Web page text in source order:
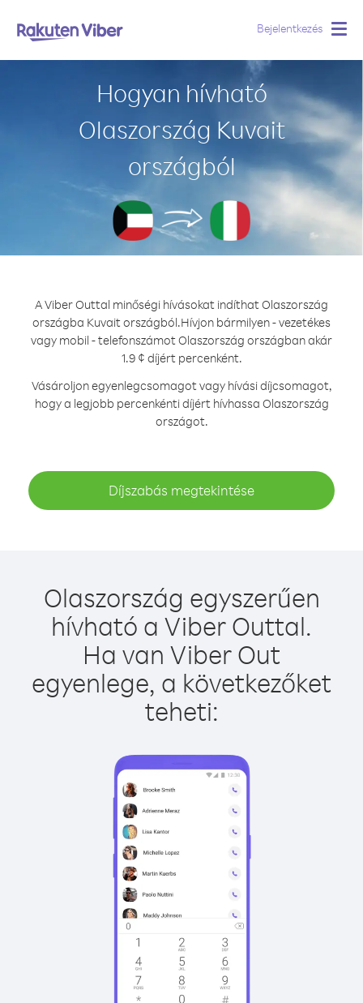
Bejelentkezés
Hogyan hívható
Olaszország Kuvait
országból
A Viber Outtal minőségi hívásokat indíthat Olaszország
országba Kuvait országból.Hívjon bármilyen - vezetékes
vagy mobil - telefonszámot Olaszország országban akár
1.9 ¢ díjért percenként.
Vásároljon egyenlegcsomagot vagy hívási díjcsomagot,
hogy a legjobb percenkénti díjért hívhassa Olaszország
országot.
Díjszabás megtekintése
Olaszország egyszerűen
hívható a Viber Outtal.
Ha van Viber Out
egyenlege, a következőket
teheti: